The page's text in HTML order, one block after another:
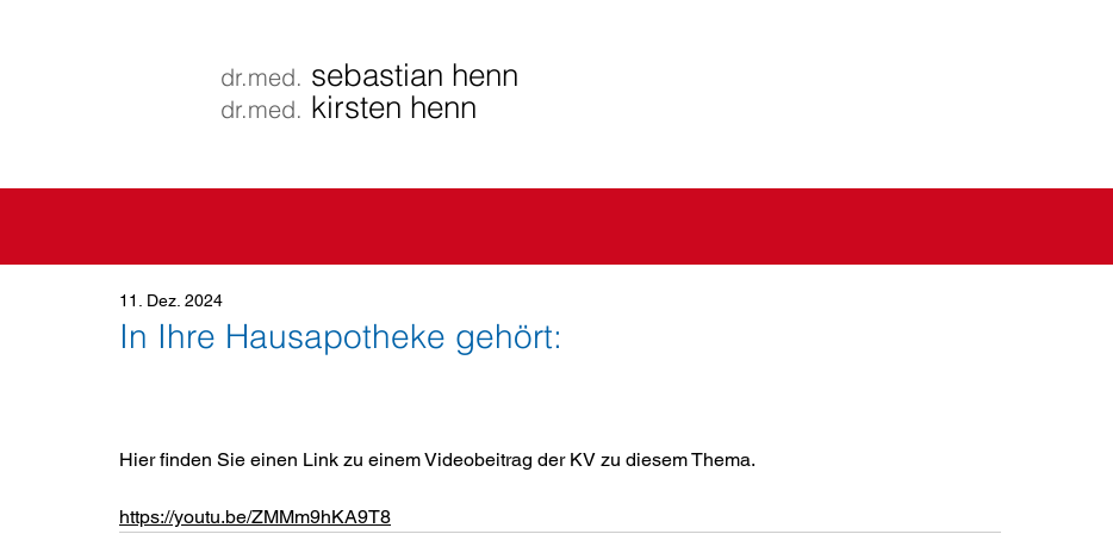
dr.med. sebastian henn
dr.med. kirsten henn
In Ihre Hausapotheke gehört:
11. Dez. 2024
Hier finden Sie einen Link zu einem Videobeitrag der KV zu diesem Thema.
https://youtu.be/ZMMm9hKA9T8